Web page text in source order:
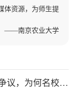
体资源，为师生提
学效率。
——南京农业大学
北大补录“低分”考生再引争议，为何名校不应只招高分...